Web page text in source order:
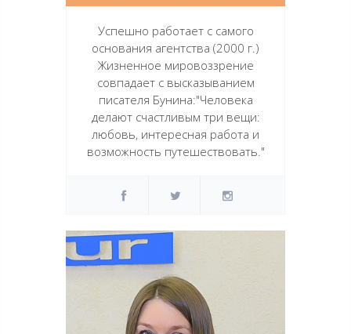
Успешно работает с самого
основания агентства (2000 г.)
Жизненное мировоззрение
совпадает с высказыванием
писателя Бунина:"Человека
делают счастливым три вещи:
любовь, интересная работа и
возможность путешествовать."